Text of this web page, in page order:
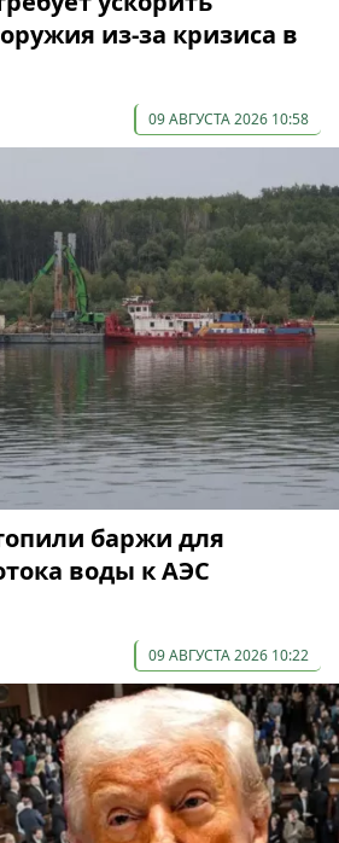
из-за кризиса в
09 АВГУСТА 2026 10:58
баржи для
воды к АЭС
09 АВГУСТА 2026 10:22